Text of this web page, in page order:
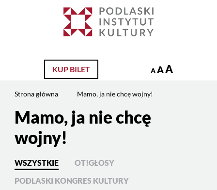
KUP BILET A AA
Strona główna Mamo, ja nie chcę wojny!
Treść
stronyMamo, ja nie chcę
wojny!
WSZYSTKIE
OT!GŁOSY
PODLASKI KONGRES KULTURY